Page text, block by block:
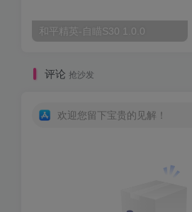
和平精英-自瞄S30 1.0.0
评论 抢沙发
欢迎您留下宝贵的见解！